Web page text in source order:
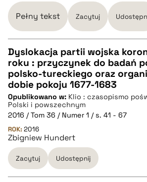
BIBTEX
pobierz cytat
Pełny tekst Zacytuj
CZYSTY TEKST
pobierz cytat
BIBTEX
pobierz cytat
Dyslokacja partii wojska
roku : przyczynek do badań
polsko-tureckiego oraz
dobie pokoju 1677-1683
Opublikowano w: Klio : czasopismo
Polski i powszechnym
2016 / Tom 36 / Numer 1 / s. 41 - 67
ROK: 2016
Zbigniew Hundert
Zacytuj Udostępnij